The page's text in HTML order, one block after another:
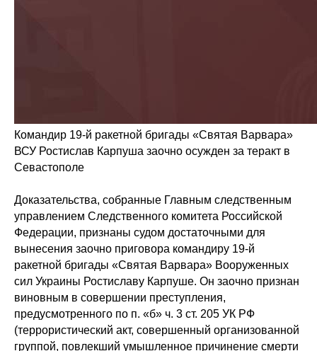
Командир 19-й ракетной бригады «Святая Варвара»
ВСУ Ростислав Карпуша заочно осужден за теракт в
Севастополе
Доказательства, собранные Главным следственным
управлением Следственного комитета Российской
Федерации, признаны судом достаточными для
вынесения заочно приговора командиру 19-й
ракетной бригады «Святая Варвара» Вооруженных
сил Украины Ростиславу Карпуше. Он заочно признан
виновным в совершении преступления,
предусмотренного по п. «б» ч. 3 ст. 205 УК РФ
(террористический акт, совершенный организованной
группой, повлекший умышленное причинение смерти